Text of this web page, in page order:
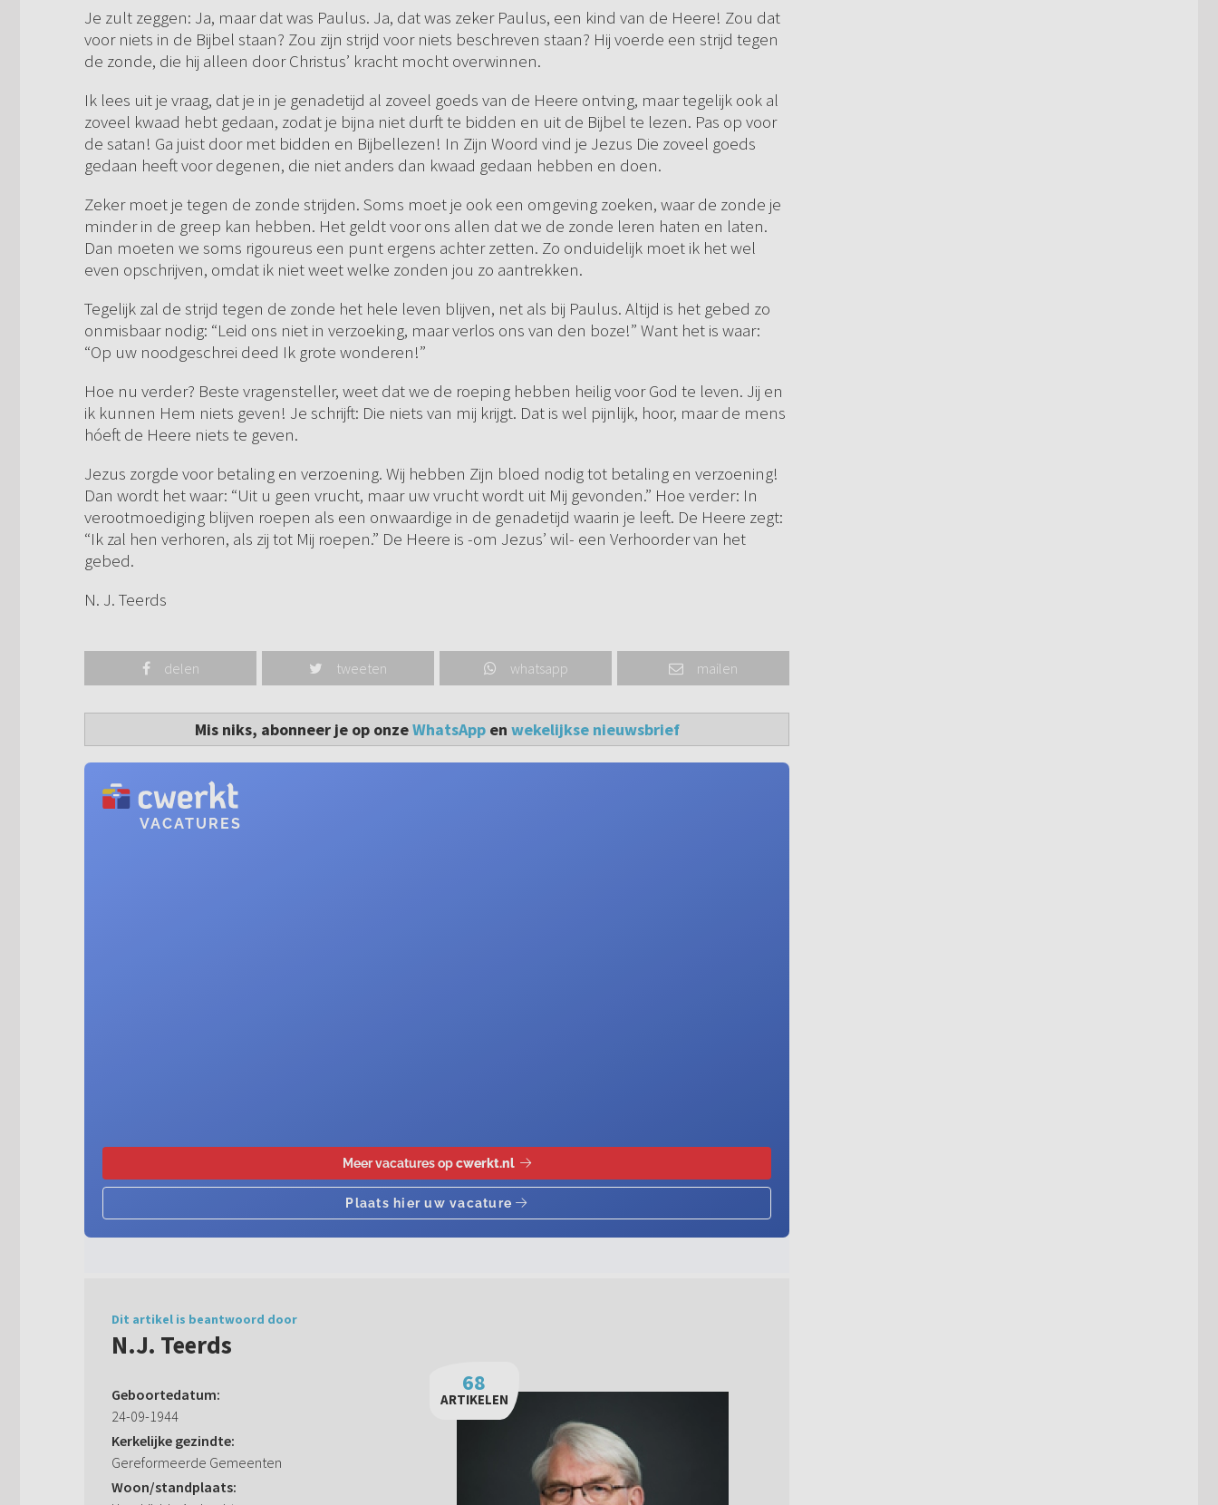
Je zult zeggen: Ja, maar dat was Paulus. Ja, dat was zeker Paulus, een kind van de Heere! Zou dat
voor niets in de Bijbel staan? Zou zijn strijd voor niets beschreven staan? Hij voerde een strijd tegen
de zonde, die hij alleen door Christus’ kracht mocht overwinnen.
Ik lees uit je vraag, dat je in je genadetijd al zoveel goeds van de Heere ontving, maar tegelijk ook al
zoveel kwaad hebt gedaan, zodat je bijna niet durft te bidden en uit de Bijbel te lezen. Pas op voor
de satan! Ga juist door met bidden en Bijbellezen! In Zijn Woord vind je Jezus Die zoveel goeds
gedaan heeft voor degenen, die niet anders dan kwaad gedaan hebben en doen.
Zeker moet je tegen de zonde strijden. Soms moet je ook een omgeving zoeken, waar de zonde je
minder in de greep kan hebben. Het geldt voor ons allen dat we de zonde leren haten en laten.
Dan moeten we soms rigoureus een punt ergens achter zetten. Zo onduidelijk moet ik het wel
even opschrijven, omdat ik niet weet welke zonden jou zo aantrekken.
Tegelijk zal de strijd tegen de zonde het hele leven blijven, net als bij Paulus. Altijd is het gebed zo
onmisbaar nodig: “Leid ons niet in verzoeking, maar verlos ons van den boze!” Want het is waar:
“Op uw noodgeschrei deed Ik grote wonderen!”
Hoe nu verder? Beste vragensteller, weet dat we de roeping hebben heilig voor God te leven. Jij en
ik kunnen Hem niets geven! Je schrijft: Die niets van mij krijgt. Dat is wel pijnlijk, hoor, maar de mens
hóeft de Heere niets te geven.
Jezus zorgde voor betaling en verzoening. Wij hebben Zijn bloed nodig tot betaling en verzoening!
Dan wordt het waar: “Uit u geen vrucht, maar uw vrucht wordt uit Mij gevonden.” Hoe verder: In
verootmoediging blijven roepen als een onwaardige in de genadetijd waarin je leeft. De Heere zegt:
“Ik zal hen verhoren, als zij tot Mij roepen.” De Heere is -om Jezus’ wil- een Verhoorder van het
gebed.
N. J. Teerds
delen tweeten whatsapp mailen
Mis niks, abonneer je op onzeWhatsAppen wekelijkse nieuwsbrief
Dit artikel is beantwoord door
N.J. Teerds
Geboortedatum:
24-09-1944
Kerkelijke gezindte:
Gereformeerde Gemeenten
Woon/standplaats:
68
ARTIKELEN